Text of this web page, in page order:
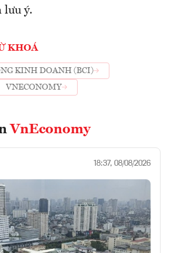
lưu ý.
KHOÁ
KINH DOANH (BCI)
VNECONOMY
VnEconomy
18:37, 08/08/2026